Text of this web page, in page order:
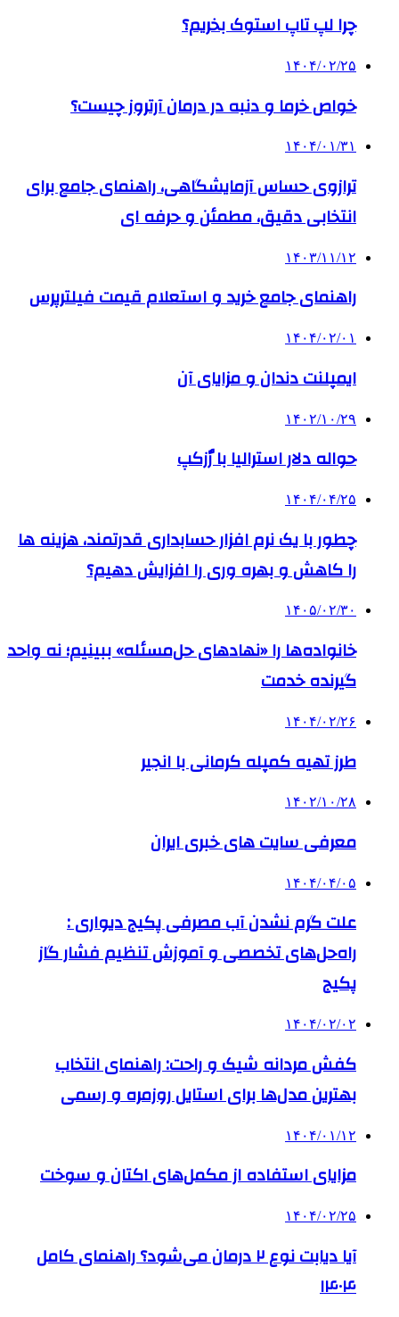
چرا لپ تاپ استوک بخریم؟
۱۴۰۴/۰۲/۲۵
خواص خرما و دنبه در درمان آرتروز چیست؟
۱۴۰۴/۰۱/۳۱
ترازوی حساس آزمایشگاهی، راهنمای جامع برای
انتخابی دقیق، مطمئن و حرفه ای
۱۴۰۳/۱۱/۱۲
راهنمای جامع خرید و استعلام قیمت فیلترپرس
۱۴۰۴/۰۲/۰۱
ایمپلنت دندان و مزایای آن
۱۴۰۲/۱۰/۲۹
حواله دلار استرالیا با رٌزکپ
۱۴۰۴/۰۴/۲۵
چطور با یک نرم افزار حسابداری قدرتمند، هزینه ها
را کاهش و بهره وری را افزایش دهیم؟
۱۴۰۵/۰۲/۳۰
خانواده‌ها را «نهادهای حل‌مسئله» ببینیم؛ نه واحد
گیرنده خدمت
۱۴۰۴/۰۲/۲۶
طرز تهیه کمپله کرمانی با انجیر
۱۴۰۲/۱۰/۲۸
معرفی سایت های خبری ایران
۱۴۰۴/۰۴/۰۵
علت گرم نشدن آب مصرفی پکیج دیواری :
راه‌حل‌های تخصصی و آموزش تنظیم فشار گاز
پکیج
۱۴۰۴/۰۲/۰۲
کفش مردانه شیک و راحت: راهنمای انتخاب
بهترین مدل‌ها برای استایل روزمره و رسمی
۱۴۰۴/۰۱/۱۲
مزایای استفاده از مکمل‌های اکتان و سوخت
۱۴۰۴/۰۲/۲۵
آیا دیابت نوع ۲ درمان می‌شود؟ راهنمای کامل
۱۴۰۴